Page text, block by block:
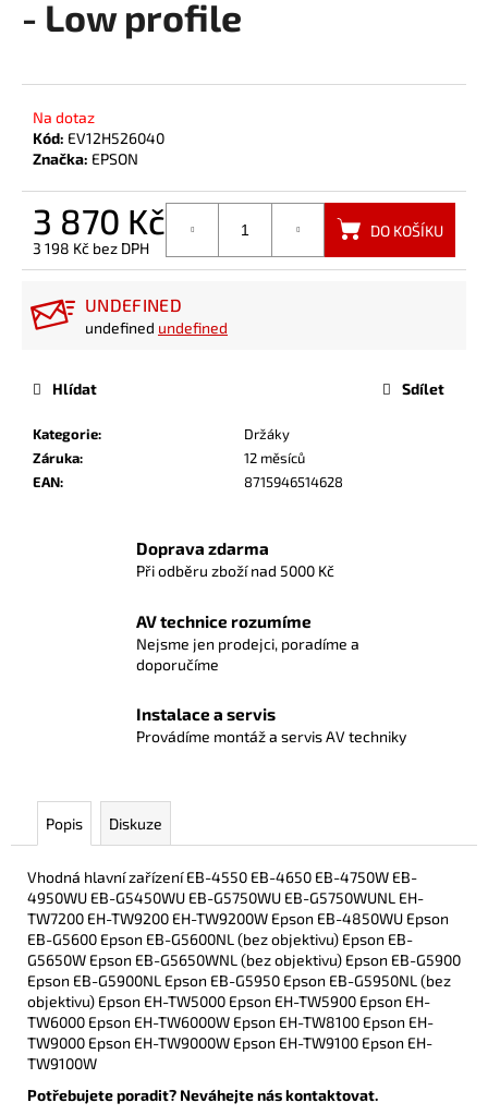
- Low profile
Na dotaz
Kód: EV12H526040
Značka: EPSON
3 870 Kč
3 198 Kč bez DPH
Měrná
DO KOŠÍKU
UNDEFINED
undefined undefined
Kategorie:
Držáky
Záruka:
12 měsíců
EAN: 8715946514628
Hlídat Sdílet
Doprava zdarma
Při odběru zboží nad 5000 Kč
AV technice rozumíme
Nejsme jen prodejci, poradíme a
doporučíme
Instalace a servis
Provádíme montáž a servis AV techniky
Popis Diskuze
Vhodná hlavní zařízení EB-4550 EB-4650 EB-4750W EB-
4950WU EB-G5450WU EB-G5750WU EB-G5750WUNL EH-
TW7200 EH-TW9200 EH-TW9200W Epson EB-4850WU Epson
EB-G5600 Epson EB-G5600NL (bez objektivu) Epson EB-
G5650W Epson EB-G5650WNL (bez objektivu) Epson EB-G5900
Epson EB-G5900NL Epson EB-G5950 Epson EB-G5950NL (bez
objektivu) Epson EH-TW5000 Epson EH-TW5900 Epson EH-
TW6000 Epson EH-TW6000W Epson EH-TW8100 Epson EH-
TW9000 Epson EH-TW9000W Epson EH-TW9100 Epson EH-
TW9100W
Potřebujete poradit? Neváhejte nás kontaktovat.
a
í
?
HLEDAT